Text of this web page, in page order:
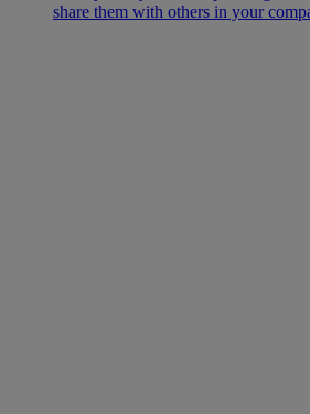
share them with others in your